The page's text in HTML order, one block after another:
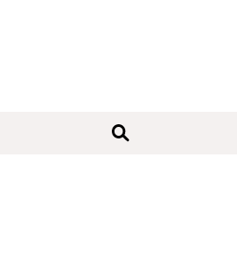
Søk